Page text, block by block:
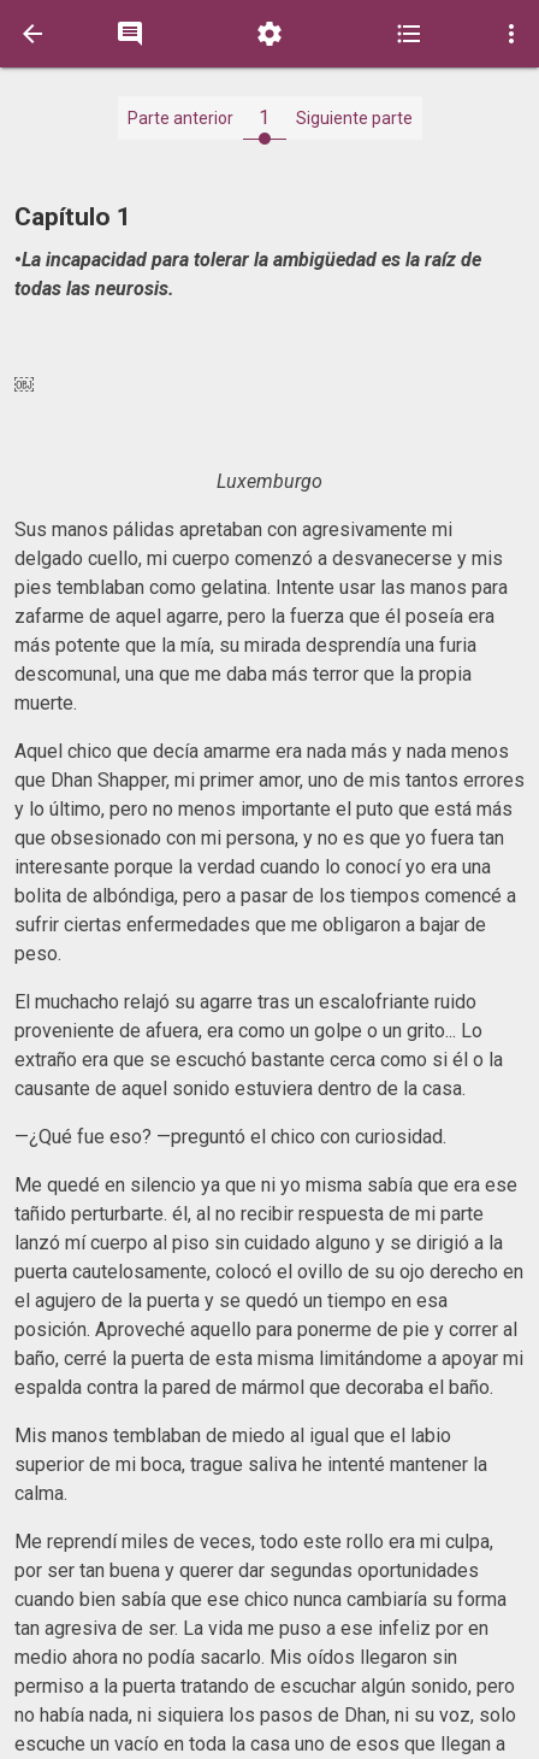
    
Parte anterior 1 Siguiente parte
Capítulo 1
•La incapacidad para tolerar la ambigüedad es la raíz de
todas las neurosis.
￼
Luxemburgo
Sus manos pálidas apretaban con agresivamente mi
delgado cuello, mi cuerpo comenzó a desvanecerse y mis
pies temblaban como gelatina. Intente usar las manos para
zafarme de aquel agarre, pero la fuerza que él poseía era
más potente que la mía, su mirada desprendía una furia
descomunal, una que me daba más terror que la propia
muerte.
Aquel chico que decía amarme era nada más y nada menos
que Dhan Shapper, mi primer amor, uno de mis tantos errores
y lo último, pero no menos importante el puto que está más
que obsesionado con mi persona, y no es que yo fuera tan
interesante porque la verdad cuando lo conocí yo era una
bolita de albóndiga, pero a pasar de los tiempos comencé a
sufrir ciertas enfermedades que me obligaron a bajar de
peso.
El muchacho relajó su agarre tras un escalofriante ruido
proveniente de afuera, era como un golpe o un grito... Lo
extraño era que se escuchó bastante cerca como si él o la
causante de aquel sonido estuviera dentro de la casa.
—¿Qué fue eso? —preguntó el chico con curiosidad.
Me quedé en silencio ya que ni yo misma sabía que era ese
tañido perturbarte. él, al no recibir respuesta de mi parte
lanzó mí cuerpo al piso sin cuidado alguno y se dirigió a la
puerta cautelosamente, colocó el ovillo de su ojo derecho en
el agujero de la puerta y se quedó un tiempo en esa
posición. Aproveché aquello para ponerme de pie y correr al
baño, cerré la puerta de esta misma limitándome a apoyar mi
espalda contra la pared de mármol que decoraba el baño.
Mis manos temblaban de miedo al igual que el labio
superior de mi boca, trague saliva he intenté mantener la
calma.
Me reprendí miles de veces, todo este rollo era mi culpa,
por ser tan buena y querer dar segundas oportunidades
cuando bien sabía que ese chico nunca cambiaría su forma
tan agresiva de ser. La vida me puso a ese infeliz por en
medio ahora no podía sacarlo. Mis oídos llegaron sin
permiso a la puerta tratando de escuchar algún sonido, pero
no había nada, ni siquiera los pasos de Dhan, ni su voz, solo
escuche un vacío en toda la casa uno de esos que llegan a